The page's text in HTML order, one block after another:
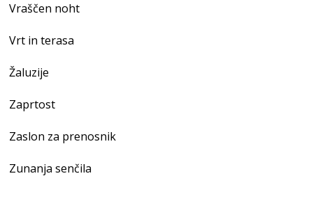
Vraščen noht
Vrt in terasa
Žaluzije
Zaprtost
Zaslon za prenosnik
Zunanja senčila